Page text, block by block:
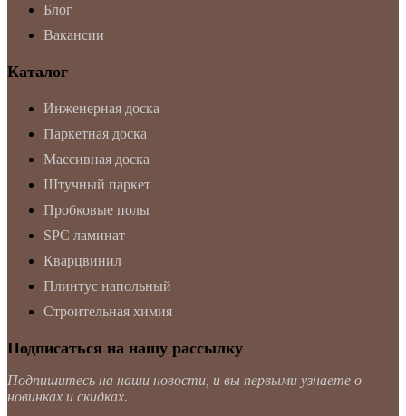
Блог
Вакансии
Каталог
Инженерная доска
Паркетная доска
Массивная доска
Штучный паркет
Пробковые полы
SPC ламинат
Кварцвинил
Плинтус напольный
Строительная химия
Подписаться на нашу рассылку
Подпишитесь на наши новости, и вы первыми узнаете о
новинках и скидках.